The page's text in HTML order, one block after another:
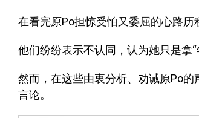
在看完原Po担惊受怕又委屈的心路历
他们纷纷表示不认同，认为她只是拿
然而，在这些由衷分析、劝诫原Po
言论。